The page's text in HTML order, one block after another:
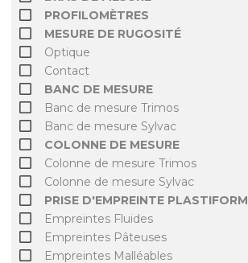
PROFILOMÈTRES
MESURE DE RUGOSITÉ
Optique
Contact
BANC DE MESURE
Banc de mesure Trimos
Banc de mesure Sylvac
COLONNE DE MESURE
Colonne de mesure Trimos
Colonne de mesure Sylvac
PRISE D'EMPREINTE PLASTIFORM
Empreintes Fluides
Empreintes Pâteuses
Empreintes Malléables